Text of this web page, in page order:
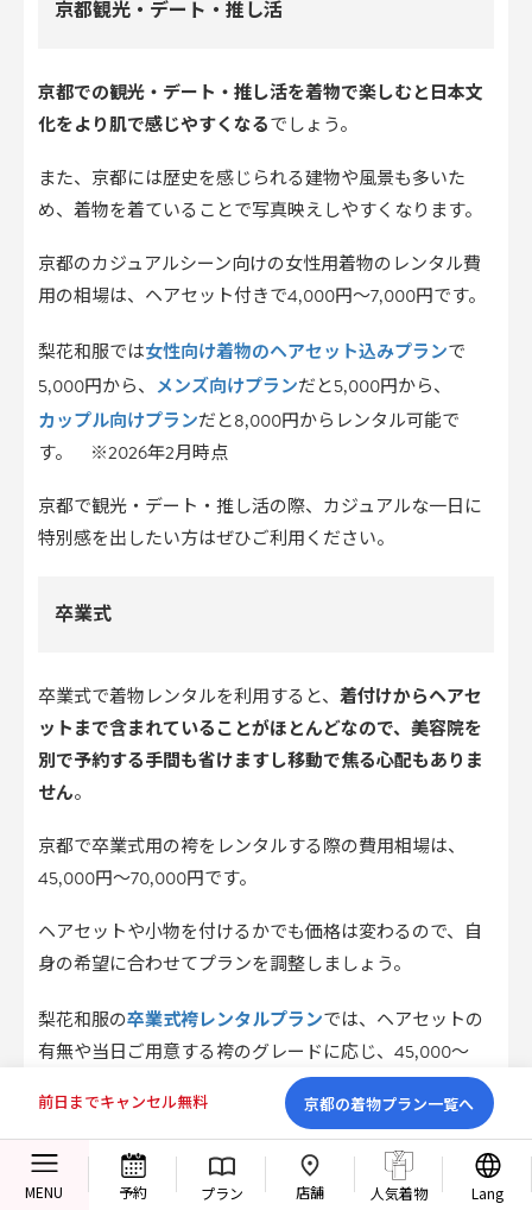
MENU 予約 プラン 店舗 人気着物 Lang
京都観光・デート・推し活
京都での観光・デート・推し活を着物で楽しむと日本文
化をより肌で感じやすくなるでしょう。
また、京都には歴史を感じられる建物や風景も多いた
め、着物を着ていることで写真映えしやすくなります。
京都のカジュアルシーン向けの女性用着物のレンタル費
用の相場は、ヘアセット付きで4,000円～7,000円です。
梨花和服では女性向け着物のヘアセット込みプランで
5,000円から、 メンズ向けプランだと5,000円から、
カップル向けプランだと8,000円からレンタル可能で
す。 ※2026年2月時点
京都で観光・デート・推し活の際、カジュアルな一日に
特別感を出したい方はぜひご利用ください。
卒業式
卒業式で着物レンタルを利用すると、 着付けからヘアセ
ットまで含まれていることがほとんどなので、美容院を
別で予約する手間も省けますし移動で焦る心配もありま
せん。
京都で卒業式用の袴をレンタルする際の費用相場は、
45,000円～70,000円です。
ヘアセットや小物を付けるかでも価格は変わるので、自
身の希望に合わせてプランを調整しましょう。
梨花和服の卒業式袴レンタルプランでは、ヘアセットの
有無や当日ご用意する袴のグレードに応じ、45,000～
49,000円にてトレンド柄のおしゃれな袴をご提供してお
ります。 ※2026年2月時点
京都周辺で開催される卒業式用のレンタル袴が決まって
ない方は、ぜひご利用ください。
前日までキャンセル無料 京都の着物プラン一覧へ